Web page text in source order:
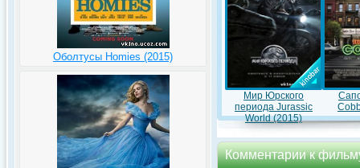
Оболтусы Homies (2015)
Мир Юрского
периода Jurassic
World (2015)
Комментарии к